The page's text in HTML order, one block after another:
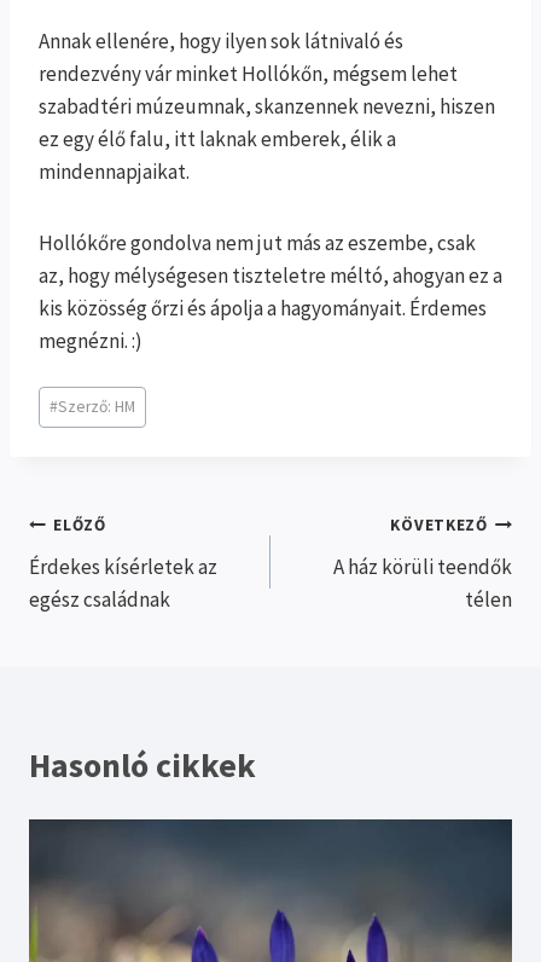
Annak ellenére, hogy ilyen sok látnivaló és
rendezvény vár minket Hollókőn, mégsem lehet
szabadtéri múzeumnak, skanzennek nevezni, hiszen
ez egy élő falu, itt laknak emberek, élik a
mindennapjaikat.
Hollókőre gondolva nem jut más az eszembe, csak
az, hogy mélységesen tiszteletre méltó, ahogyan ez a
kis közösség őrzi és ápolja a hagyományait. Érdemes
megnézni. :)
Post
Tags:
#Szerző: HM
Bejegyzés
navigáció
ELŐZŐ
Érdekes kísérletek az
egész családnak
KÖVETKEZŐ
A ház körüli teendők
télen
Hasonló cikkek